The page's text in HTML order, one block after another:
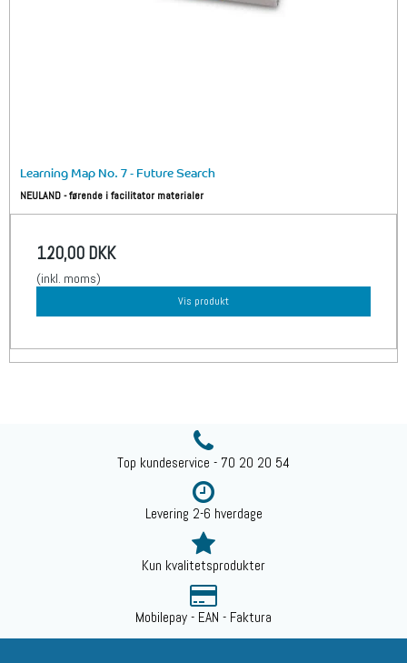
Learning Map No. 7 - Future Search
NEULAND - førende i facilitator materialer
120,00 DKK
(inkl. moms)
Vis produkt
Top kundeservice - 70 20 20 54
Levering 2-6 hverdage
Kun kvalitetsprodukter
Mobilepay - EAN - Faktura